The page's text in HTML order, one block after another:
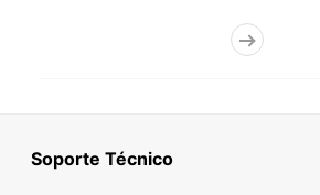
Soporte Técnico